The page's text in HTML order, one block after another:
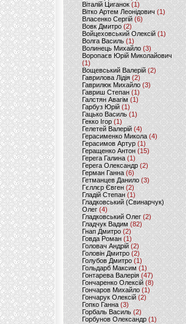
Віталій Циганок (1)
Вітко Артем Леонідович(1)
Власенко Сергій (6)
Вовк Дмитро(2)
Войцеховський Олексій(1)
Волга Василь (1)
Волинець Михайло (3)
Воропаєв Юрій Миколайович
(1)
Вощевський Валерій(2)
Гаврилова Лідія (2)
Гаврилюк Михайло (3)
Гавриш Степан (1)
Галстян Авагім (1)
Гарбуз Юрій (1)
Гацько Василь (1)
Гекко Ігор(1)
Гелетей Валерій (4)
Герасименко Микола (4)
Герасимов Артур (1)
Геращенко Антон(15)
Герега Галина (1)
Герега Олександр (2)
Герман Ганна (6)
Гетманцев Данило (3)
Гєллєр Євген (2)
Гладій Степан(1)
Гладковський (Свинарчук)
Олег (4)
Гладковський Олег (2)
Гладчук Вадим (82)
Гнап Дмитро (2)
Говда Роман(1)
Головач Андрій (2)
Головін Дмитро (2)
Голубов Дмитро (1)
Гольдарб Максим(1)
Гонтарева Валерія (47)
Гончаренко Олексій(8)
Гончаров Михайло (1)
Гончарук Олексій (2)
Гопко Ганна (3)
Горбаль Василь (2)
Горбунов Олександр (1)